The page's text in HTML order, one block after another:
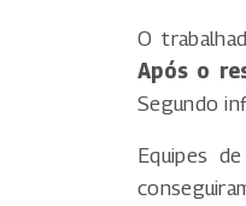
O
Após o
Segundo
Equipes